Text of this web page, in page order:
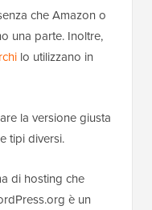
che Amazon o
una parte. Inoltre,
lo utilizzano in
la versione giusta
tipi diversi.
di hosting che
è un